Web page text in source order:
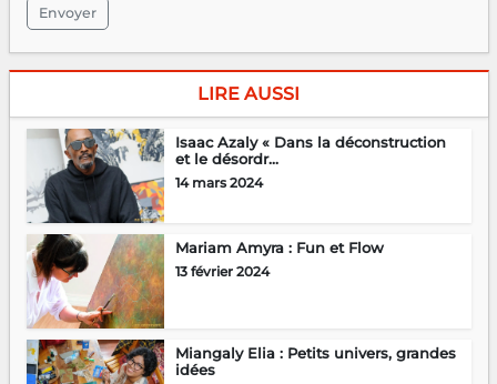
Envoyer
LIRE AUSSI
Isaac Azaly « Dans la déconstruction
et le désordr...
14 mars 2024
Mariam Amyra : Fun et Flow
13 février 2024
Miangaly Elia : Petits univers, grandes
idées